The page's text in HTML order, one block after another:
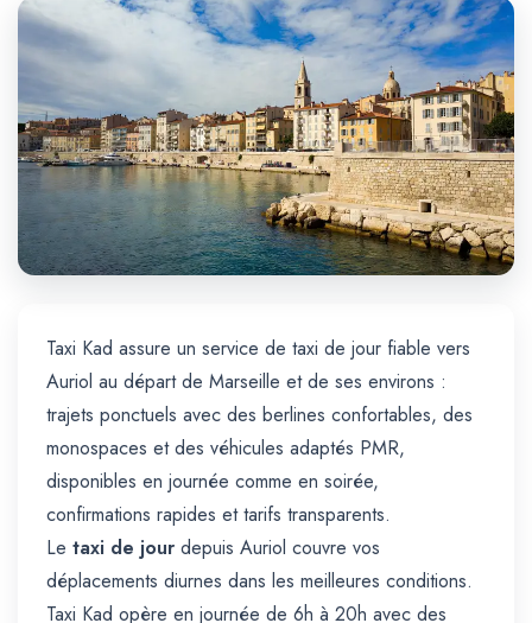
Trajet Longue Distance
Taxi Kad assure un service de taxi de jour fiable vers
Auriol au départ de Marseille et de ses environs :
trajets ponctuels avec des berlines confortables, des
monospaces et des véhicules adaptés PMR,
disponibles en journée comme en soirée,
confirmations rapides et tarifs transparents.
Le taxi de jour depuis Auriol couvre vos
déplacements diurnes dans les meilleures conditions.
Taxi Kad opère en journée de 6h à 20h avec des